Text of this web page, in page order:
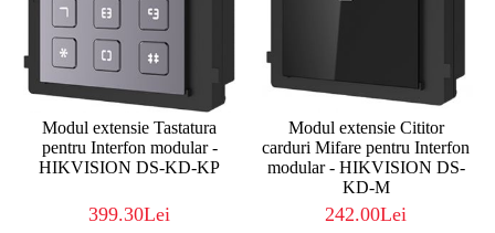
Modul extensie Tastatura
pentru Interfon modular -
HIKVISION DS-KD-KP
399.30Lei
Modul extensie Cititor
carduri Mifare pentru Interfon
modular - HIKVISION DS-
KD-M
242.00Lei